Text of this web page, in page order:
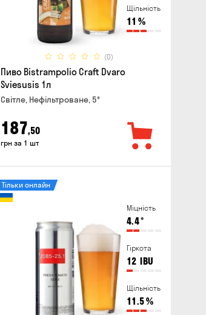
Щільність
11 %
(0)
Пиво Bistrampolio Craft Dvaro
Sviesusis 1л
Світле, Нефільтроване, 5°
187,50
грн за 1 шт
Міцність
4.4°
Гіркота
12 IBU
Щільність
11.5%
Тільки онлайн